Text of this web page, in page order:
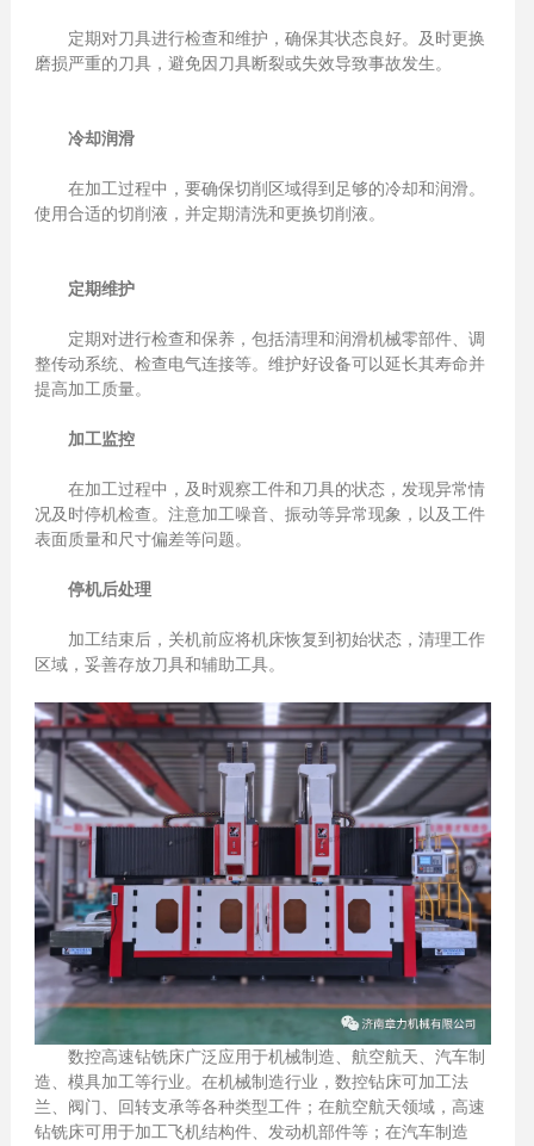
定期对刀具进行检查和维护，确保其状态良好。及时更换
磨损严重的刀具，避免因刀具断裂或失效导致事故发生。
冷却润滑
在加工过程中，要确保切削区域得到足够的冷却和润滑。
使用合适的切削液，并定期清洗和更换切削液。
定期维护
定期对进行检查和保养，包括清理和润滑机械零部件、调
整传动系统、检查电气连接等。维护好设备可以延长其寿命并
提高加工质量。
加工监控
在加工过程中，及时观察工件和刀具的状态，发现异常情
况及时停机检查。注意加工噪音、振动等异常现象，以及工件
表面质量和尺寸偏差等问题。
停机后处理
加工结束后，关机前应将机床恢复到初始状态，清理工作
区域，妥善存放刀具和辅助工具。
数控高速钻铣床广泛应用于机械制造、航空航天、汽车制
造、模具加工等行业。在机械制造行业，数控钻床可加工法
兰、阀门、回转支承等各种类型工件；在航空航天领域，高速
钻铣床可用于加工飞机结构件、发动机部件等；在汽车制造